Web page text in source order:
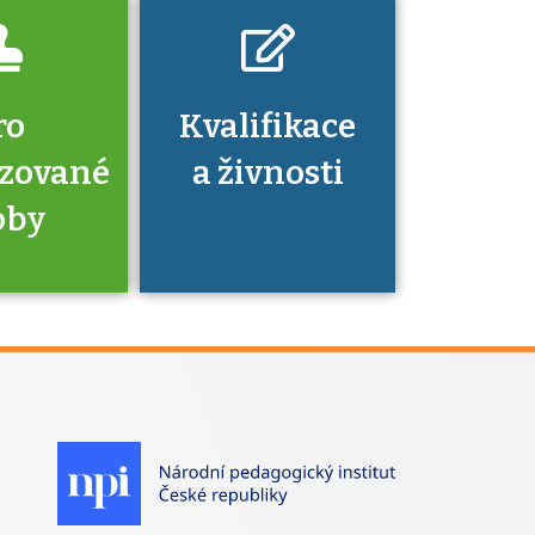
získání
Kvalifikace
a živnosti